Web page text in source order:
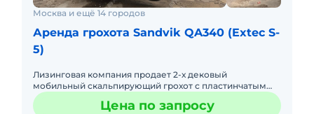
Москва и ещё 14 городов
Аренда грохота Sandvik QA340 (Extec S-
5)
Лизинговая компания продает 2-х дековый
мобильный скальпирующий грохот с пластинчатым
питателем Sandvik QE 340 2011 г.в.Двигатель
CATERPILLAR C 4.4Номинальная м
Цена по запросу